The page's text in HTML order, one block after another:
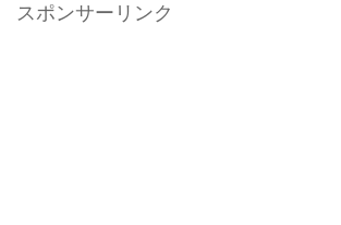
スポンサーリンク